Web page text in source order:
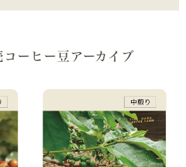
コーヒー豆アーカイブ